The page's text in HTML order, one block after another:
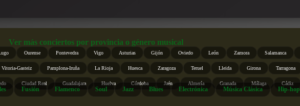
Ver más conciertos por provincia o género musical
Ourense Pontevedra Vigo Asturias Gijón Oviedo León Zamora Salamanca
Vitoria-Gasteiz Pamplona-Iruña La Rioja Huesca Zaragoza Teruel Lleida Girona Tarragona
Ciudad Real Guadalajara Huelva Córdoba Jaén Almería Granada Málaga Cádiz
Fusión Flamenco Soul Jazz Blues Electrónica Música Clásica Hip-hop